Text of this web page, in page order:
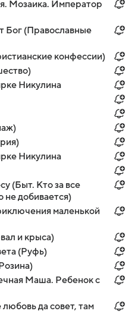
Мозаика. Император
Бог (Православные
конфессии)
Никулина
Никулина
(Быт. Кто за все
не добивается)
маленькой
и крыса)
(Руфь)
Маша. Ребенок с
любовь да совет, там